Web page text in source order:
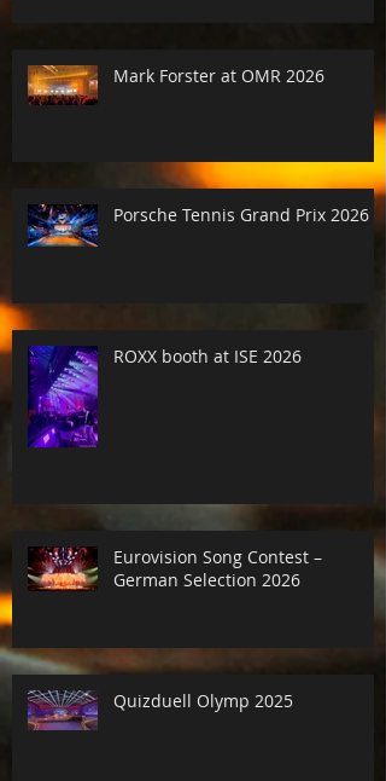
Mark Forster at OMR 2026
Porsche Tennis Grand Prix 2026
ROXX booth at ISE 2026
Eurovision Song Contest –
German Selection 2026
Quizduell Olymp 2025